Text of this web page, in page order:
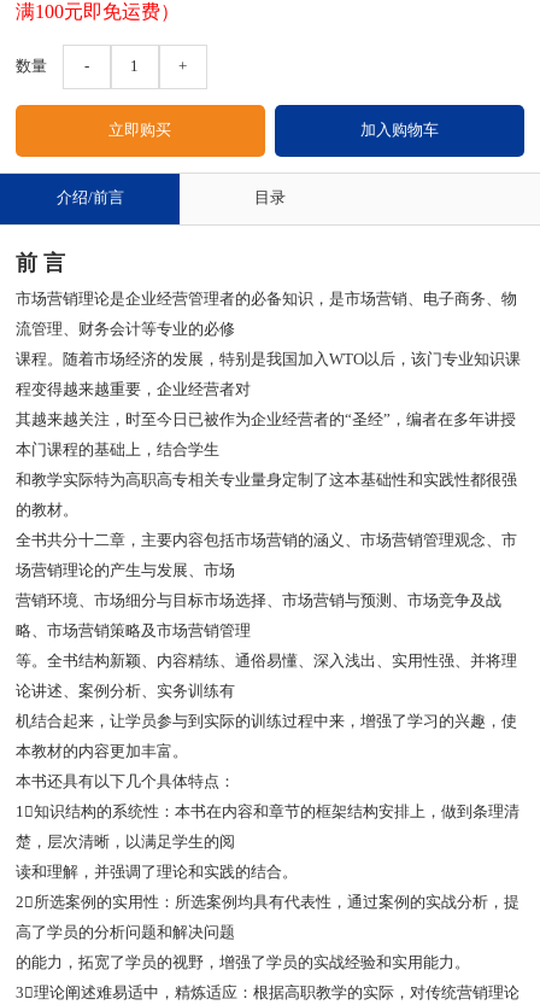
满100元即免运费）
数量 - 1 +
介绍/前言 目录
前 言
市场营销理论是企业经营管理者的必备知识，是市场营销、电子商务、物
流管理、财务会计等专业的必修
课程。随着市场经济的发展，特别是我国加入WTO以后，该门专业知识课
程变得越来越重要，企业经营者对
其越来越关注，时至今日已被作为企业经营者的“圣经”，编者在多年讲授
本门课程的基础上，结合学生
和教学实际特为高职高专相关专业量身定制了这本基础性和实践性都很强
的教材。
全书共分十二章，主要内容包括市场营销的涵义、市场营销管理观念、市
场营销理论的产生与发展、市场
营销环境、市场细分与目标市场选择、市场营销与预测、市场竞争及战
略、市场营销策略及市场营销管理
等。全书结构新颖、内容精练、通俗易懂、深入浅出、实用性强、并将理
论讲述、案例分析、实务训练有
机结合起来，让学员参与到实际的训练过程中来，增强了学习的兴趣，使
本教材的内容更加丰富。
本书还具有以下几个具体特点：
1知识结构的系统性：本书在内容和章节的框架结构安排上，做到条理清
楚，层次清晰，以满足学生的阅
读和理解，并强调了理论和实践的结合。
2所选案例的实用性：所选案例均具有代表性，通过案例的实战分析，提
高了学员的分析问题和解决问题
的能力，拓宽了学员的视野，增强了学员的实战经验和实用能力。
3理论阐述难易适中，精炼适应：根据高职教学的实际，对传统营销理论